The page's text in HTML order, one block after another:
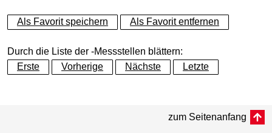
+
−
Als Favorit speichern Als Favorit entfernen
Durch die Liste der -Messstellen blättern:
Erste
Vorherige Nächste Letzte
zum Seitenanfang